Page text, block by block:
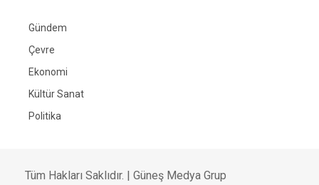
Gündem
Çevre
Ekonomi
Kültür Sanat
Politika
Tüm Hakları Saklıdır. | Güneş Medya Grup